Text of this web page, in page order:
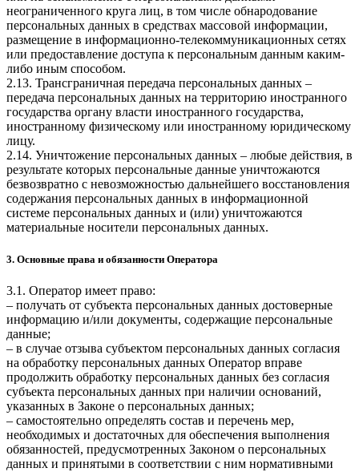
неограниченного круга лиц, в том числе обнародование
персональных данных в средствах массовой информации,
размещение в информационно-телекоммуникационных сетях
или предоставление доступа к персональным данным каким-
либо иным способом.
2.13. Трансграничная передача персональных данных –
передача персональных данных на территорию иностранного
государства органу власти иностранного государства,
иностранному физическому или иностранному юридическому
лицу.
2.14. Уничтожение персональных данных – любые действия, в
результате которых персональные данные уничтожаются
безвозвратно с невозможностью дальнейшего восстановления
содержания персональных данных в информационной
системе персональных данных и (или) уничтожаются
материальные носители персональных данных.
3. Основные права и обязанности Оператора
3.1. Оператор имеет право:
– получать от субъекта персональных данных достоверные
информацию и/или документы, содержащие персональные
данные;
– в случае отзыва субъектом персональных данных согласия
на обработку персональных данных Оператор вправе
продолжить обработку персональных данных без согласия
субъекта персональных данных при наличии оснований,
указанных в Законе о персональных данных;
– самостоятельно определять состав и перечень мер,
необходимых и достаточных для обеспечения выполнения
обязанностей, предусмотренных Законом о персональных
данных и принятыми в соответствии с ним нормативными